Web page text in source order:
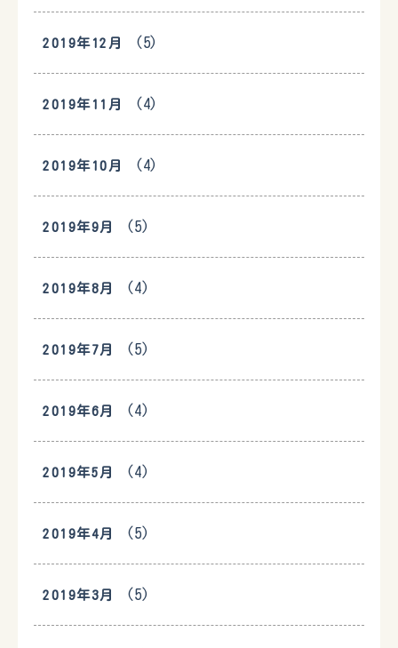
2019年12月 (5)
2019年11月 (4)
2019年10月 (4)
2019年9月 (5)
2019年8月 (4)
2019年7月 (5)
2019年6月 (4)
2019年5月 (4)
2019年4月 (5)
2019年3月 (5)